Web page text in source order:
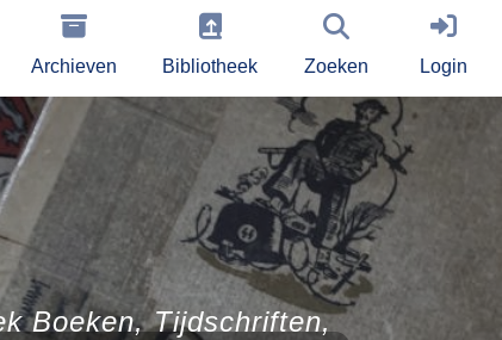
Archieven Bibliotheek Zoeken Login
Boeken, Tijdschriften,